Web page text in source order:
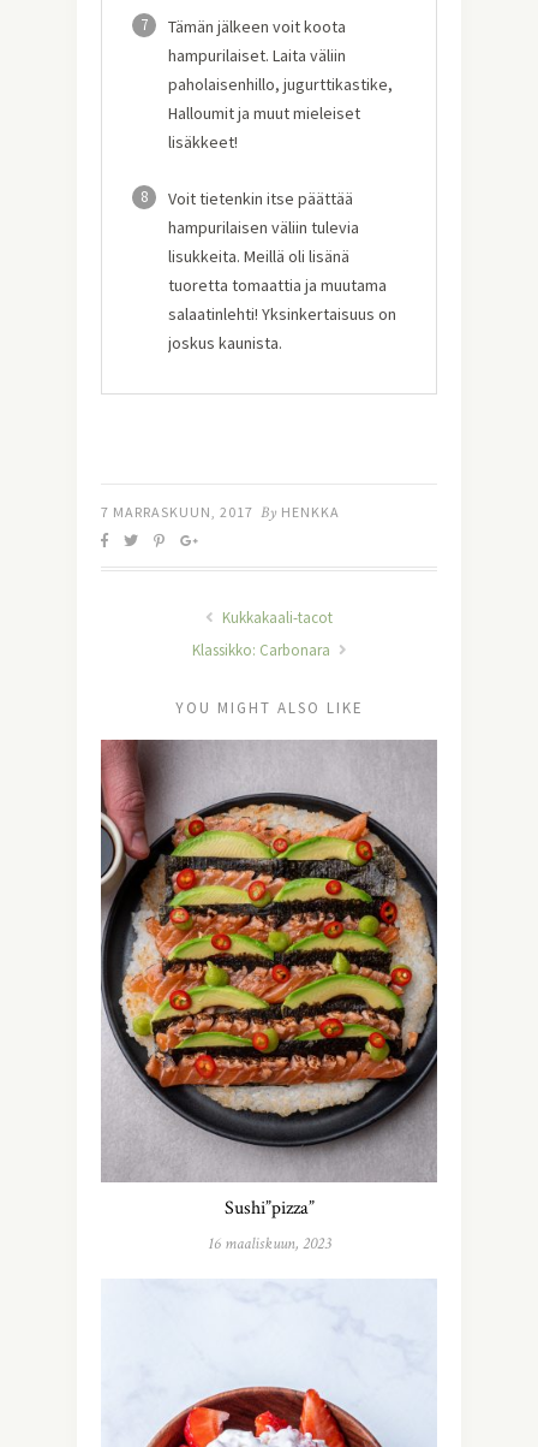
7
Tämän jälkeen voit koota
hampurilaiset. Laita väliin
paholaisenhillo, jugurttikastike,
Halloumit ja muut mieleiset
lisäkkeet!
8
Voit tietenkin itse päättää
hampurilaisen väliin tulevia
lisukkeita. Meillä oli lisänä
tuoretta tomaattia ja muutama
salaatinlehti! Yksinkertaisuus on
joskus kaunista.
7 MARRASKUUN, 2017 By HENKKA
Kukkakaali-tacot
Klassikko: Carbonara
YOU MIGHT ALSO LIKE
Sushi”pizza”
16 maaliskuun, 2023